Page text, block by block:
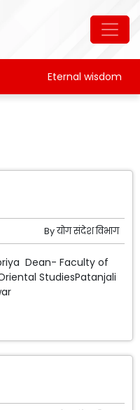
Eternal wisdom
Byयोग संदेश विभाग
Dean- Faculty of
StudiesPatanjali